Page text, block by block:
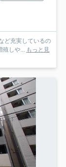
ど充実しているの
殖しや... もっと見